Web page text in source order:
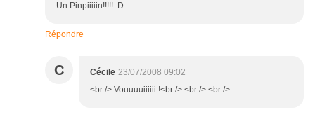
Un Pinpiiiiin!!!!! :D
Répondre
C Cécile 23/07/2008 09:02
<br /> Vouuuuiiiiii !<br /> <br /> <br />